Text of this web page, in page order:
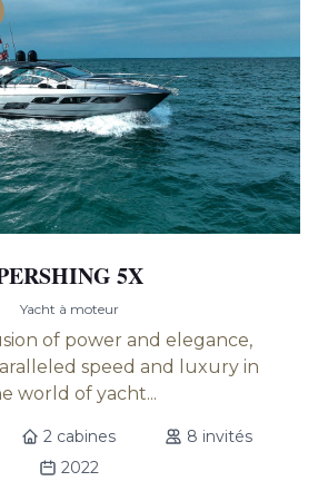
5X
Yacht à moteur
of power and elegance,
speed and luxury in
world of yacht...
2 cabines
8 invités
2022